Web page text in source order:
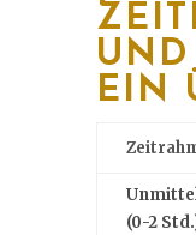
UND
EIN
(0-2